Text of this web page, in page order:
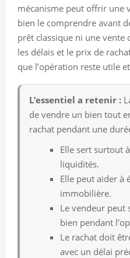
mécanisme peut offrir une
bien le comprendre avant
prêt classique ni une
les délais et le prix de
que l’opération reste utile
L’essentiel a retenir :
de vendre un bien tout
rachat pendant une
Elle sert surtout
liquidités.
Elle peut aider à
immobilière.
Le vendeur peut
bien pendant
Le rachat doit
avec un délai